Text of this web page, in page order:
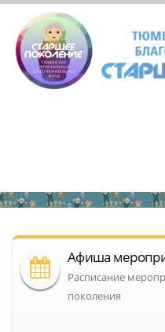
Афиша
Расписание
поколения